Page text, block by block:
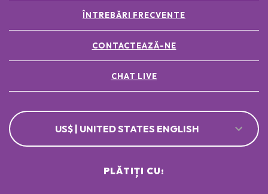
ÎNTREBĂRI FRECVENTE
CONTACTEAZĂ-NE
CHAT LIVE
US$ | UNITED STATES ENGLISH
PLĂTIȚI CU: